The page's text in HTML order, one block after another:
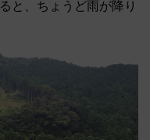
と、ちょうど雨が降り